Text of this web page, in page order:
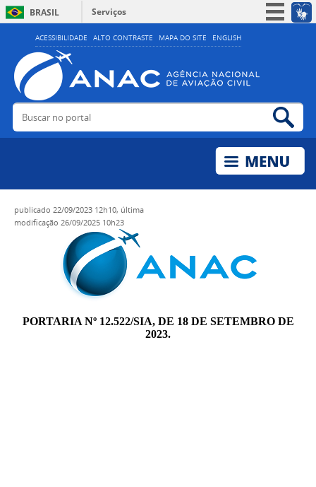
ACESSIBILIDADE ALTO CONTRASTE MAPA DO SITE ENGLISH
BRASIL
Serviços
Simplifique!
Acesso à informação
Legislação
Buscar no portal
publicado 22/09/2023 12h10, última
modificação 26/09/2025 10h23
PORTARIA Nº 12.522/SIA, DE 18 DE SETEMBRO DE
2023.